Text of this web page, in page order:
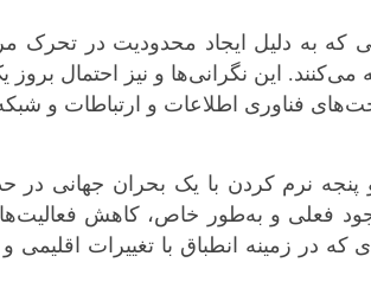
که به دلیل ایجاد محدودیت در تحرک
این نگرانی‌ها و نیز احتمال
فناوری اطلاعات و ارتباطات و
فعلی و به‌طور خاص، کاهش
که در زمینه انطباق با تغییرات